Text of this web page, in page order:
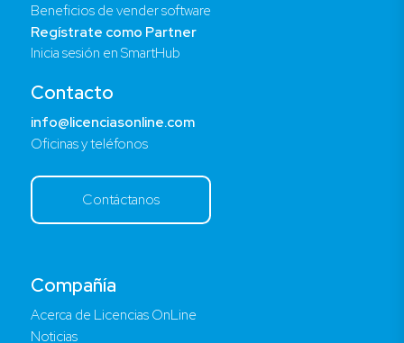
Compañía
Acerca de Licencias OnLine
Noticias
Beneficios de vender software
Regístrate como Partner
Inicia sesión en SmartHub
Contacto
info@licenciasonline.com
Oficinas y teléfonos
Contáctanos